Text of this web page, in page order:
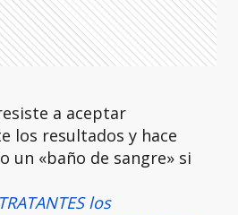
a aceptar
los resultados y hace
un «baño de sangre» si
los